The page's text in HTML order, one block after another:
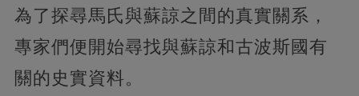
為了探尋馬氏與蘇諒之間的真實關系，
專家們便開始尋找與蘇諒和古波斯國有
關的史實資料。